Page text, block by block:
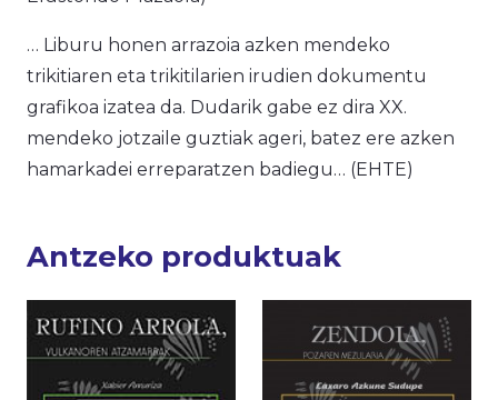
… Liburu honen arrazoia azken mendeko
trikitiaren eta trikitilarien irudien dokumentu
grafikoa izatea da. Dudarik gabe ez dira XX.
mendeko jotzaile guztiak ageri, batez ere azken
hamarkadei erreparatzen badiegu… (EHTE)
Antzeko produktuak